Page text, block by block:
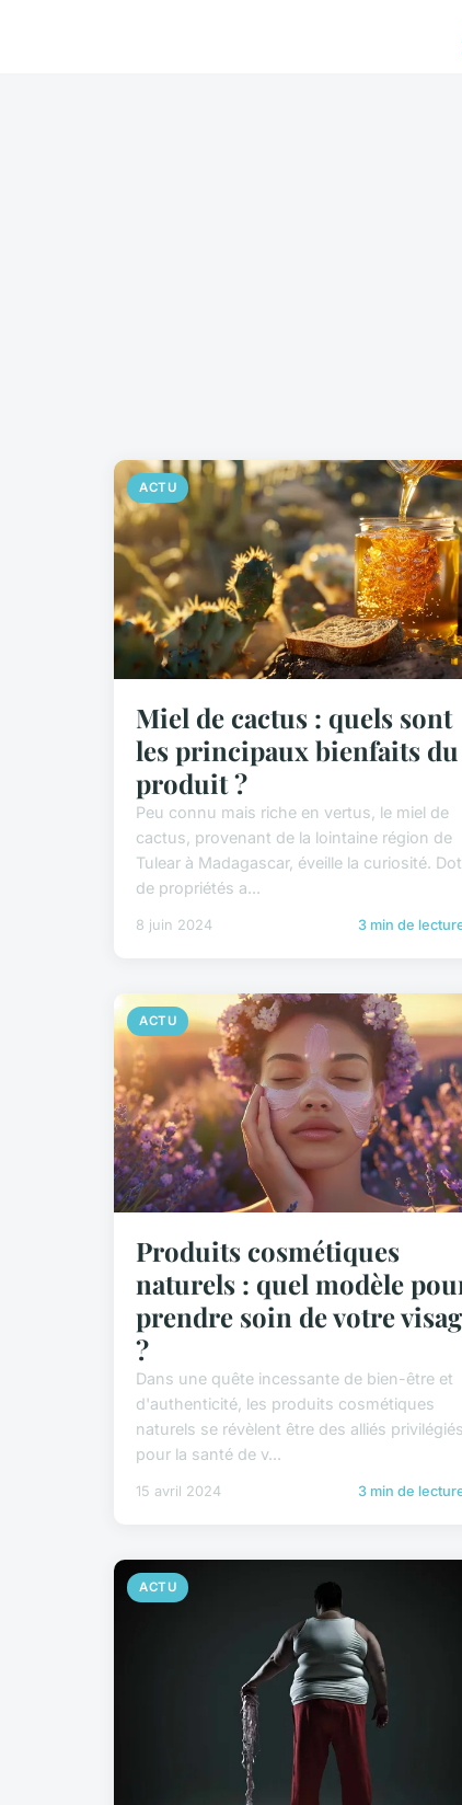
ACTU
Miel de cactus : quels sont
les principaux bienfaits du
produit ?
Peu connu mais riche en vertus, le miel de
cactus, provenant de la lointaine région de
Tulear à Madagascar, éveille la curiosité.
de propriétés a...
8 juin 2024 3 min de
ACTU
Produits cosmétiques
naturels : quel modèle
prendre soin de votre
?
Dans une quête incessante de bien-être et
d'authenticité, les produits cosmétiques
naturels se révèlent être des alliés privilégiés
pour la santé de v...
15 avril 2024 3 min de
ACTU